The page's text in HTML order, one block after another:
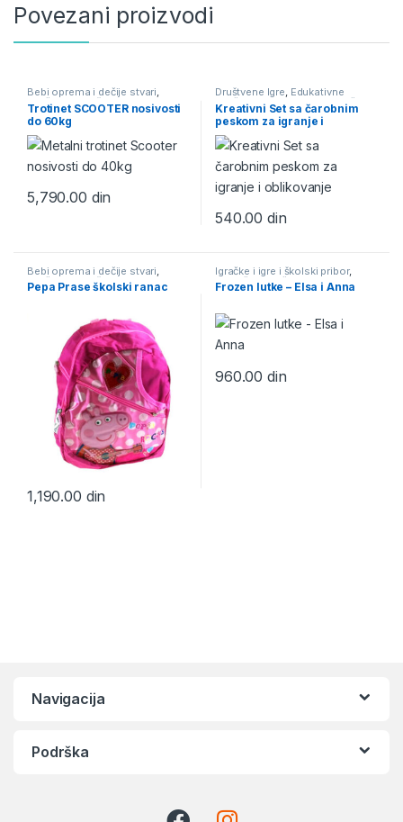
Povezani proizvodi
Bebi oprema i dečije stvari,
Igračke i igre i školski pribor
Trotineti i roleri
Trotinet SCOOTER nosivosti
do 60kg
5,790.00 din
Društvene Igre, Edukativne
igračke, puzle, bojanke ,Igračke i
igre i školski pribor
Kreativni Set sa čarobnim
peskom za igranje i
oblikovanje
540.00din
Bebi oprema i dečije stvari
Igračke i igre i školski pribor
Školski pribor i školske torbe
Pepa Prase školski ranac
1,190.00 din
Igračke i igre i školski pribor,
Plastične igračke
Frozen lutke – Elsa i Anna
960.00din
Navigacija
Podrška